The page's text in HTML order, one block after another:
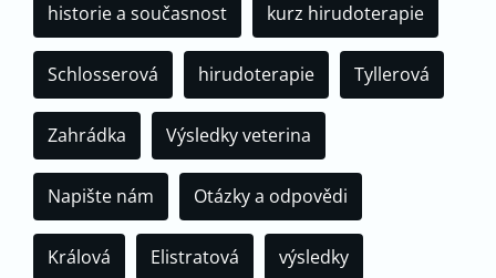
historie a současnost kurz hirudoterapie
Schlosserová hirudoterapie Tyllerová
Zahrádka Výsledky veterina
Napište nám Otázky a odpovědi
Králová Elistratová výsledky